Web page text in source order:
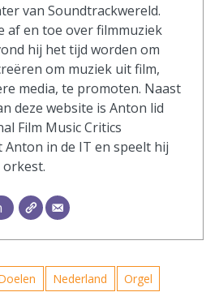
van Soundtrackwereld.
af en toe over filmmuziek
hij het tijd worden om
om muziek uit film,
media, te promoten. Naast
deze website is Anton lid
Film Music Critics
Anton in de IT en speelt hij
Nederland
Orgel